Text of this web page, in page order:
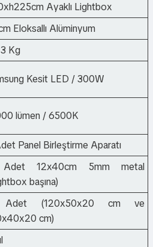
Ayaklı Lightbox
Eloksallı Alüminyum
Kg
Kesit LED / 300W
lümen / 6500K
Panel Birleştirme Aparatı
12x40cm 5mm metal
başına)
(120x50x20 cm ve
cm)